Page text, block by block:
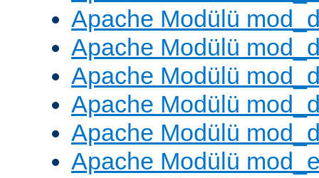
Apache Modülü
Apache Modülü
Apache Modülü
Apache Modülü
Apache Modülü
Apache Modülü